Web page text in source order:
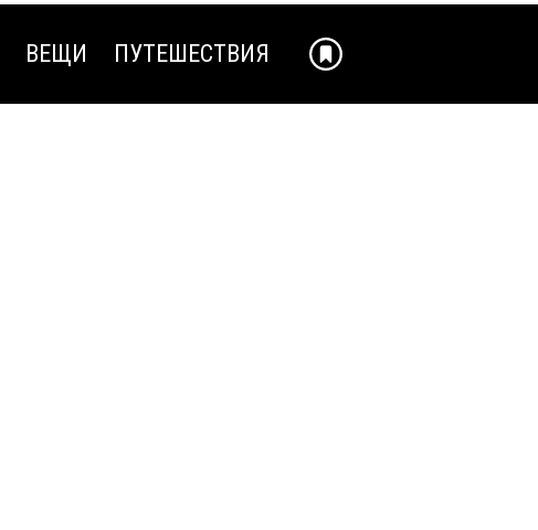
ВЕЩИ ПУТЕШЕСТВИЯ